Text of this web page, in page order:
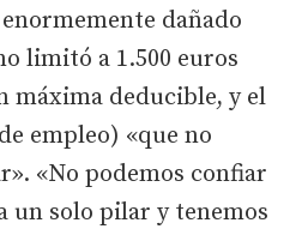
dañado
limitó a 1.500 euros
máxima deducible, y el
empleo) «que no
«No podemos confiar
un solo pilar y tenemos